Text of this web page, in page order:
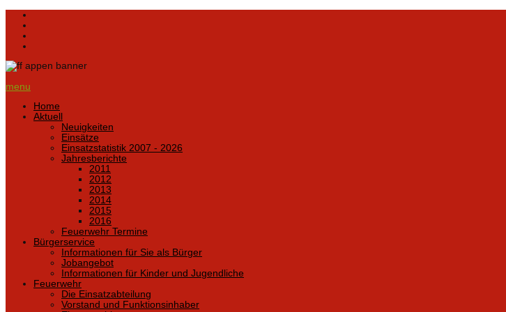
menu
Home
Aktuell
Neuigkeiten
Einsätze
Einsatzstatistik 2007 - 2026
Jahresberichte
2011
2012
2013
2014
2015
2016
Feuerwehr Termine
Bürgerservice
Informationen für Sie als Bürger
Jobangebot
Informationen für Kinder und Jugendliche
Feuerwehr
Die Einsatzabteilung
Vorstand und Funktionsinhaber